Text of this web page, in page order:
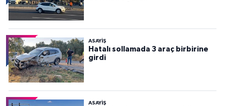
ASAYİŞ
Hatalı sollamada 3 araç birbirine
girdi
ASAYİŞ